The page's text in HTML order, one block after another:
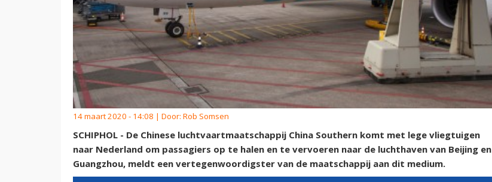
14 maart 2020 - 14:08 | Door: Rob Somsen
SCHIPHOL - De Chinese luchtvaartmaatschappij China Southern komt met lege vliegtuigen
naar Nederland om passagiers op te halen en te vervoeren naar de luchthaven van Beijing en
Guangzhou, meldt een vertegenwoordigster van de maatschappij aan dit medium.